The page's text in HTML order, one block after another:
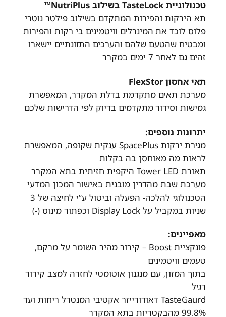
טכנולוגיית TasteLock בשילוב NutriPlus™
תא הירקות והפירות המתקדם בשילוב פילטר נוטרי
פלוס לוכד אתהמינרלים וויטמינים בי רקות והפירות
ומבטיח שהטעם שלהםוהערכים התזונתיים יישארו
זהים גם לאחר 7 ימים במקרר
תאי אחסון FlexStor
מערכת תאים מתקדמת בדלת המקרר, המאפשרת
גמישות וסידורמתקדמים בדיוק לפי הדרישות שלכם
יתרונות נוספים:
מגירת ירקות SpacePlus ענקית שקופה, המאפשרת
לראות מה מאוחסן בה בקלות
תאורת Tower LED היקפית חזיתית בתא המקרר
מערכת שבת מהדרין מובנית באישור המכון המדעי
הטכנולוגי להלכה- הפעלה וביטול ע”י לחיצה של 3
שניות במקביל על Display Lock וכפתור מינוס (-)
מאפיינים:
פונקציית Boost – קירור מהיר השומר על מרקם,
טעמים וויטמינים
בתוך המזון, עם מנגנון אוטומטי לחזרה למצב קירור
רגיל
TasteGaurd דאודורייזר אקטיבי המנטרל ריחות ועד
99.8% מהבקטריות בתא המקרר